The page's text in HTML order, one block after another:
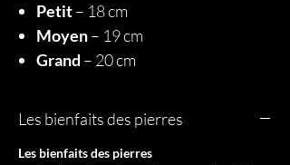
Petit– 18 cm
Moyen– 19 cm
Grand – 20 cm
Les bienfaits des pierres
Les bienfaits des pierres